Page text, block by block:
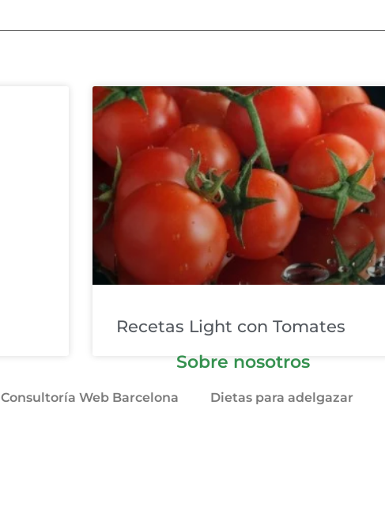
Recetas Light con Tomates
Sobre nosotros
Consultoría Web Barcelona Dietas para adelgazar